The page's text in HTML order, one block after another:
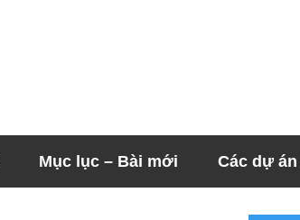
Mục lục – Bài mới Các dự